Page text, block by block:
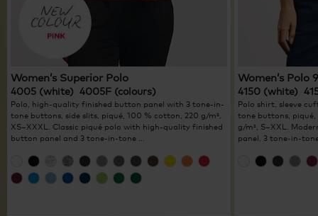
Women’s Superior Polo
4005 (white) 4005F (colours)
Polo, high-quality finished button panel with 3 tone-in-
tone buttons, side slits, piqué, 100 % cotton, 220 g/m²,
XS–XXXL. Classic piqué polo with high-quality finished
button panel and 3 tone-in-tone ...
Women’s Polo
4150 (white)
Polo shirt, sleeve
tone buttons,
g/m², S–XXL.
panel, 3 tone-in-